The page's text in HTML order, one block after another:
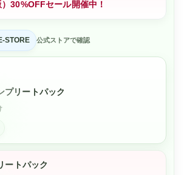
30%OFFセール開催中！
STORE 公式ストアで確認
プリートパック
ートパック